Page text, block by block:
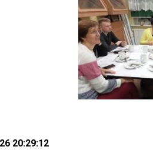
20:29:12